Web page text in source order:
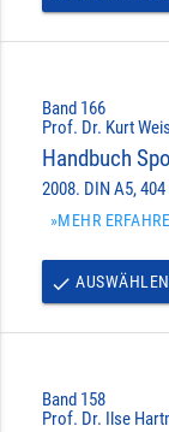
Band 166
Prof. Dr. Kurt
Handbuch
2008. DIN A5,
»MEHR
done AUSWÄHLEN
Band 158
Prof. Dr. Ilse